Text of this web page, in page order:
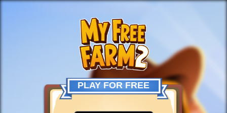
PLAY FOR FREE